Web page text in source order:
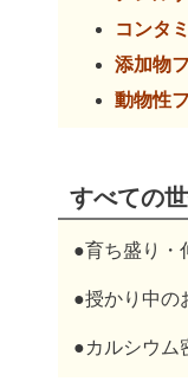
コンタ
添加
動物
すべての
●育ち盛り・
●授かり中の
●カルシウム